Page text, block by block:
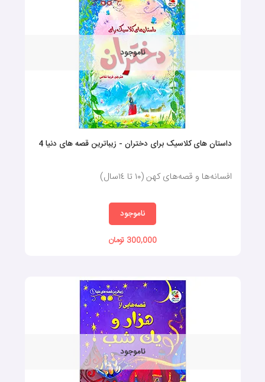
ناموجود
داستان های کلاسیک برای دختران - زیباترین قصه های دنیا 4
افسانه‌ها و قصه‌های کهن (١٠ تا ١٤سال)
ناموجود
300,000 تومان
ناموجود